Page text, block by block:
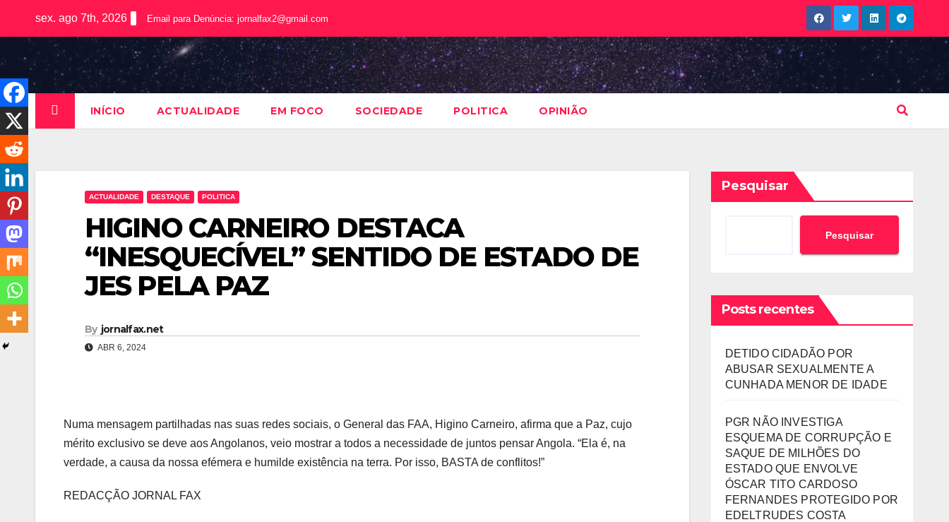
sex. ago 7th, 2026 Email para Denúncia: jornalfax2@gmail.com
INÍCIO ACTUALIDADE EM FOCO SOCIEDADE POLITICA OPINIÃO
ACTUALIDADE DESTAQUE POLITICA
HIGINO CARNEIRO DESTACA
“INESQUECÍVEL” SENTIDO DE ESTADO DE
JES PELA PAZ
By jornalfax.net
ABR 6, 2024
Numa mensagem partilhadas nas suas redes sociais, o General das FAA, Higino Carneiro, afirma que a Paz, cujo
mérito exclusivo se deve aos Angolanos, veio mostrar a todos a necessidade de juntos pensar Angola. “Ela é, na
verdade, a causa da nossa efémera e humilde existência na terra. Por isso, BASTA de conflitos!”
REDACÇÃO JORNAL FAX
Pesquisar
Pesquisar
Posts recentes
DETIDO CIDADÃO POR
ABUSAR SEXUALMENTE A
CUNHADA MENOR DE IDADE
PGR NÃO INVESTIGA
ESQUEMA DE CORRUPÇÃO E
SAQUE DE MILHÕES DO
ESTADO QUE ENVOLVE
ÓSCAR TITO CARDOSO
FERNANDES PROTEGIDO POR
EDELTRUDES COSTA